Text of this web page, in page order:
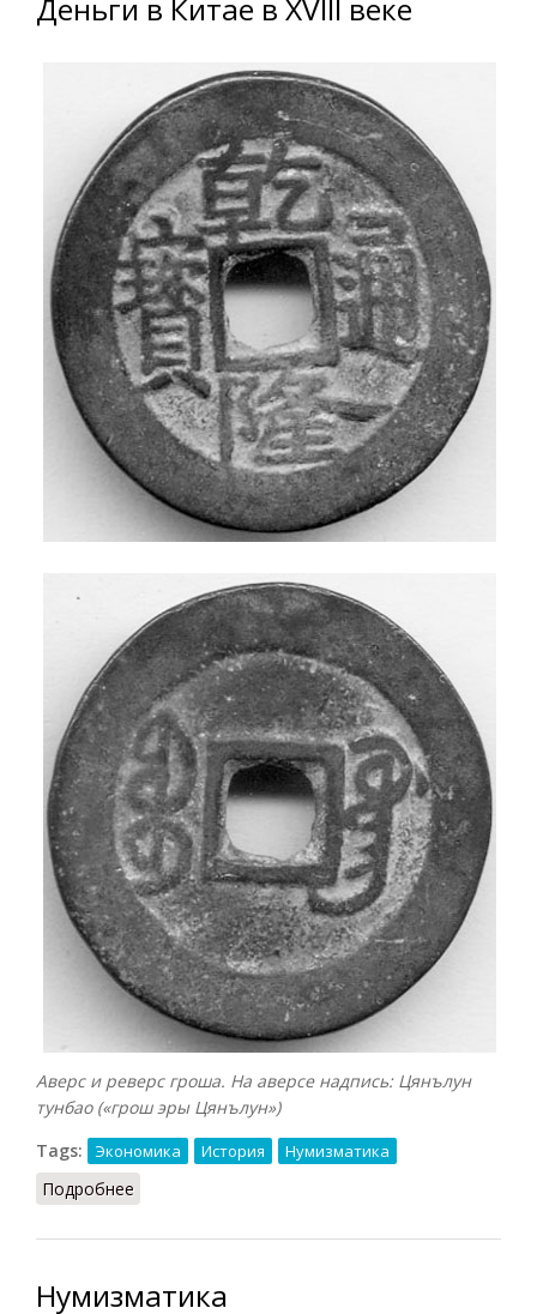
Деньги в Китае в XVIII веке
Аверс и реверс гроша. На аверсе надпись: Цянълун
тунбао («грош эры Цянълун»)
Tags:
Экономика История Нумизматика
Подробнее
Нумизматика